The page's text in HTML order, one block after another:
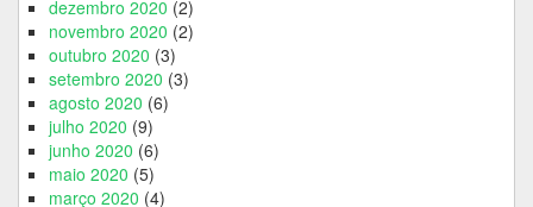
dezembro 2020 (2)
novembro 2020 (2)
outubro 2020 (3)
setembro 2020 (3)
agosto 2020 (6)
julho 2020 (9)
junho 2020 (6)
maio 2020 (5)
março 2020 (4)